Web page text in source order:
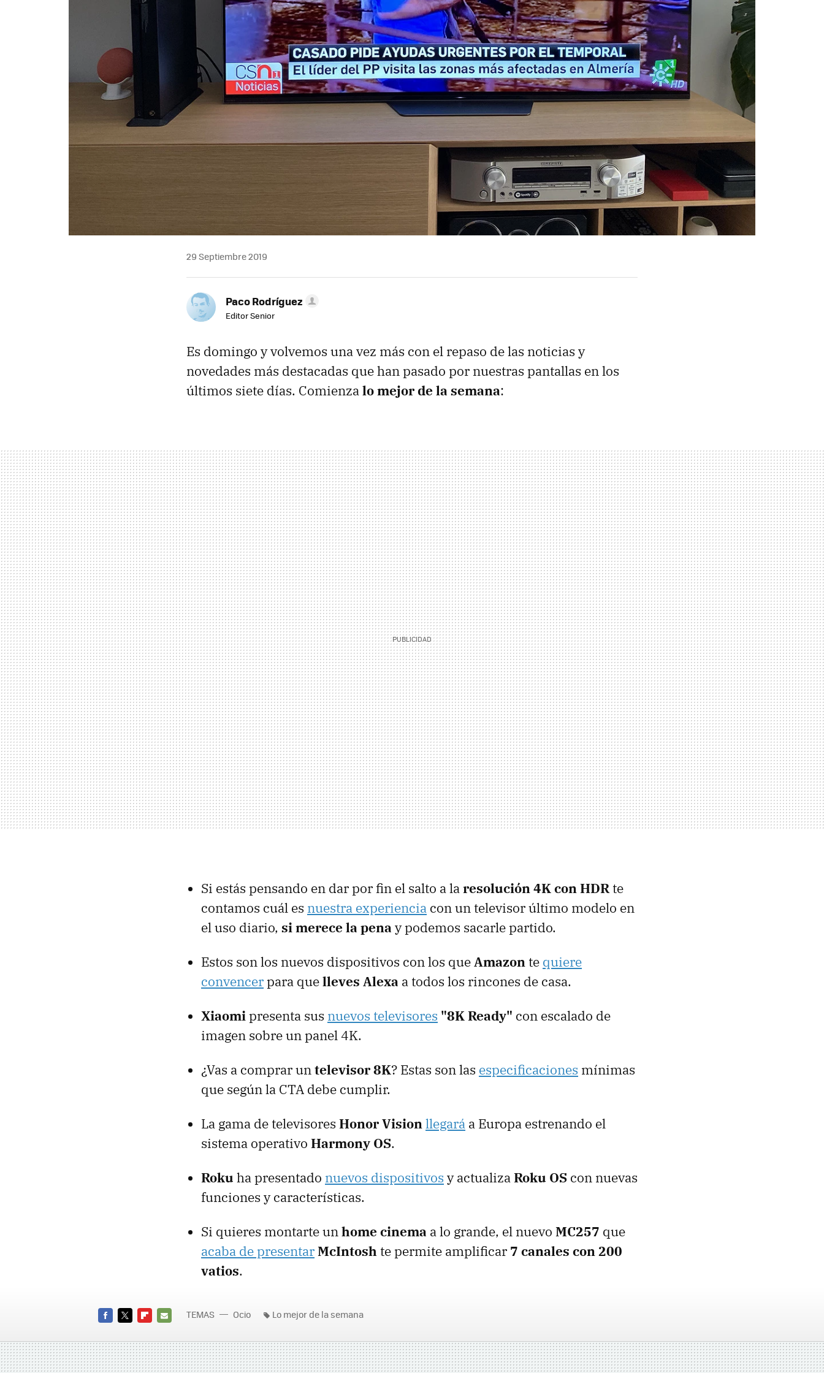
29 Septiembre 2019
Paco Rodríguez
Editor Senior
Es domingo y volvemos una vez más con el repaso de las noticias y
novedades más destacadas que han pasado por nuestras pantallas en los
últimos siete días. Comienzalo mejor de la semana:
Si estás pensando en dar por fin el salto a laresolución 4K con HDRte
contamos cuál es nuestra experiencia con un televisor último modelo en
el uso diario, si merece la pena y podemos sacarle partido.
Estos son los nuevos dispositivos con los queAmazon te quiere
convencerpara quelleves Alexa a todos los rincones de casa.
Xiaomipresenta sus nuevos televisores "8K Ready" con escalado de
imagen sobre un panel 4K.
¿Vas a comprar untelevisor 8K? Estas son las especificaciones mínimas
que según la CTA debe cumplir.
La gama de televisores Honor Visionllegará a Europa estrenando el
sistema operativo Harmony OS.
Roku ha presentado nuevos dispositivos y actualizaRoku OS con nuevas
funciones y características.
Si quieres montarte unhome cinema a lo grande, el nuevo MC257 que
acaba de presentarMcIntosh te permite amplificar 7 canales con 200
vatios.
MAIL
TEMAS Ocio Lo mejor de la semana